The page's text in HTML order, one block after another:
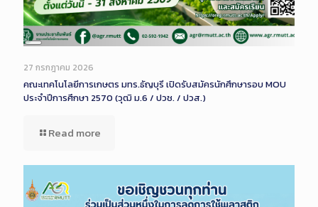
Long
Description
27 กรกฎาคม 2026
คณะเทคโนโลยีการเกษตร มทร.ธัญบุรี เปิดรับสมัครนักศึกษารอบ MOU
ประจำปีการศึกษา 2570 (วุฒิ ม.6 / ปวช. / ปวส.)
Read more